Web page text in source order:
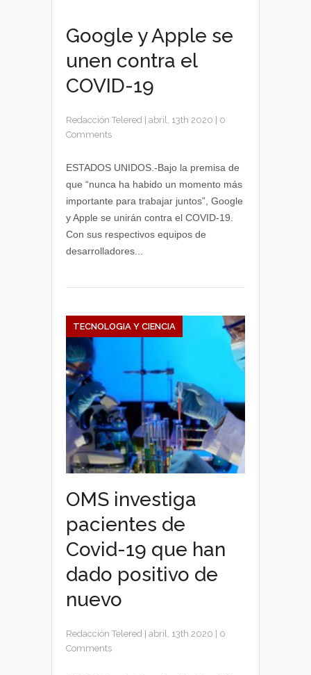
Google y Apple se
unen contra el
COVID-19
Redacción Telered abril, 13th 2020
0
Comments
ESTADOS UNIDOS.-Bajo la premisa de
que “nunca ha habido un momento más
importante para trabajar juntos”, Google
y Apple se unirán contra el COVID-19.
Con sus respectivos equipos de
desarrolladores...
TECNOLOGIA Y CIENCIA
OMS investiga
pacientes de
Covid-19 que han
dado positivo de
nuevo
Redacción Telered abril, 13th 2020
0
Comments